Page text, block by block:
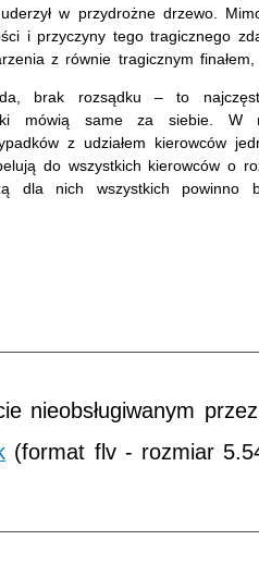
w przydrożne drzewo.
i przyczyny tego tragicznego
z równie tragicznym
brak rozsądku – to
mówią same za siebie.
z udziałem kierowców
do wszystkich kierowców o
dla nich wszystkich
nieobsługiwanym
(format flv - rozmiar